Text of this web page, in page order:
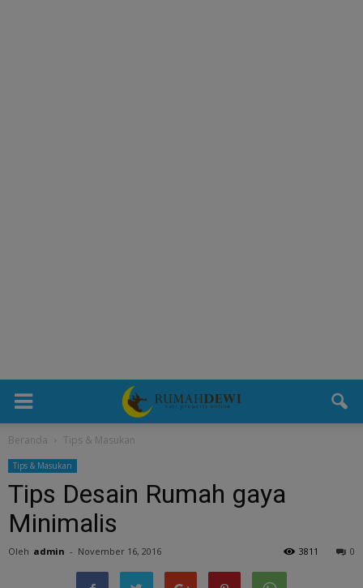
Beranda Tips & Masukan
Tips & Masukan
Tips Desain Rumah gaya
Minimalis
Oleh admin - November 16, 2016 0
3811